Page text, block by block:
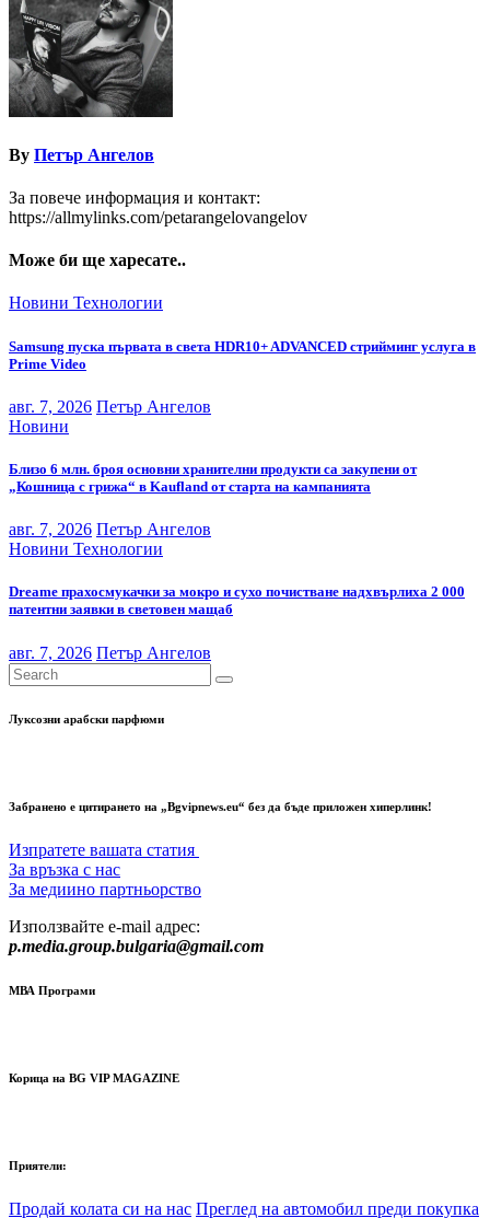
By Петър Ангелов
За повече информация и контакт:
https://allmylinks.com/petarangelovangelov
Може би ще харесате..
Новини Технологии
Samsung пуска първата в света HDR10+ ADVANCED стрийминг услуга в
Prime Video
авг. 7, 2026 Петър Ангелов
Новини
Близо 6 млн. броя основни хранителни продукти са закупени от
„Кошница с грижа“ в Kaufland от старта на кампанията
авг. 7, 2026 Петър Ангелов
Новини Технологии
Dreame прахосмукачки за мокро и сухо почистване надхвърлиха 2 000
патентни заявки в световен мащаб
авг. 7, 2026 Петър Ангелов
Луксозни арабски парфюми
Забранено е цитирането на „Bgvipnews.eu“ без да бъде приложен хиперлинк!
Изпратете вашата статия
За връзка с нас
За медиино партньорство
Използвайте e-mail адрес:
p.media.group.bulgaria@gmail.com
МВА Програми
Корица на BG VIP MAGAZINE
Приятели:
Продай колата си на нас Преглед на автомобил преди покупка